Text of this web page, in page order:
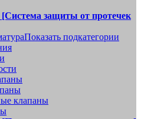
[Система защиты от протечек
Показать подкатегории
клапаны